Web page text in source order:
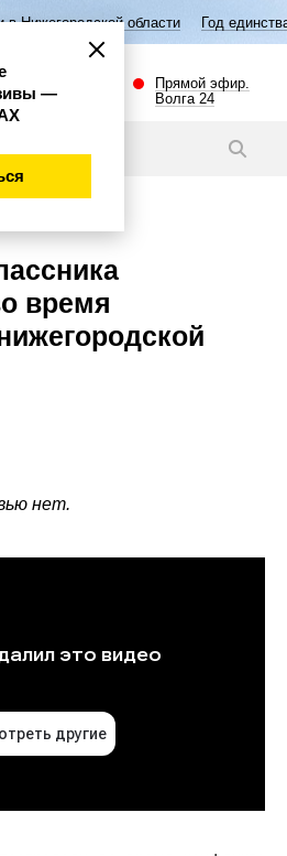
области Год единства народов
Прямой эфир.
Волга 24
время
нет.
—